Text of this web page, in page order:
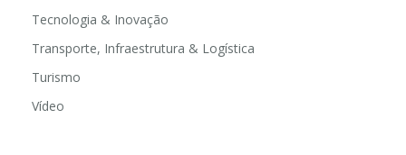
Tecnologia & Inovação
Transporte, Infraestrutura & Logística
Turismo
Vídeo